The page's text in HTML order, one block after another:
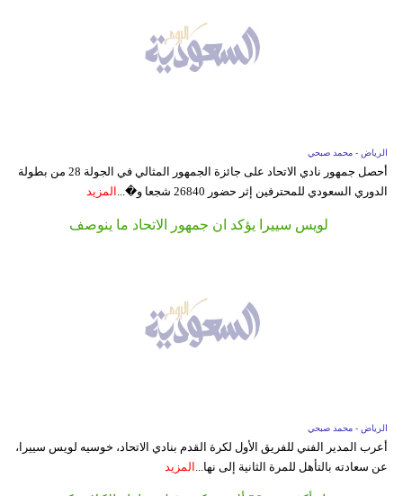
الرياض - محمد صبحي
أحصل جمهور نادي الاتحاد على جائزة الجمهور المثالي في الجولة 28 من بطولة
الدوري السعودي للمحترفين إثر حضور 26840 شجعا و�...
المزيد
لويس سييرا يؤكد ان جمهور الاتحاد ما ينوصف
الرياض - محمد صبحي
أعرب المدير الفني للفريق الأول لكرة القدم بنادي الاتحاد، خوسيه لويس سييرا،
عن سعادته بالتأهل للمرة الثانية إلى نها... المزيد